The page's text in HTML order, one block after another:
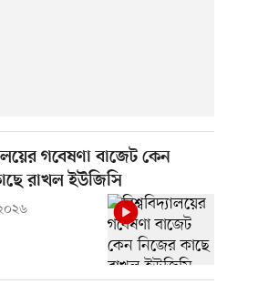
গবেষণা বাজেট কেন
রাখল ইউজিসি